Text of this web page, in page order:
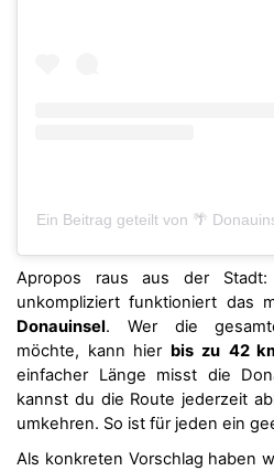
Ein Beitrag geteilt von 🌴
Apropos raus aus der
unkompliziert funktioniert das
Donauinsel. Wer die
möchte, kann hier bis zu 42
einfacher Länge misst die
kannst du die Route jederzeit
umkehren. So ist für jeden ein
Als konkreten Vorschlag haben